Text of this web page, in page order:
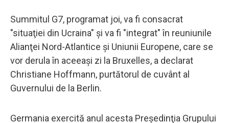
Summitul G7, programat joi, va fi consacrat
"situaţiei din Ucraina" şi va fi "integrat" în reuniunile
Alianţei Nord-Atlantice şi Uniunii Europene, care se
vor derula în aceeaşi zi la Bruxelles, a declarat
Christiane Hoffmann, purtătorul de cuvânt al
Guvernului de la Berlin.
Germania exercită anul acesta Preşedinţia Grupului